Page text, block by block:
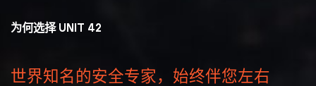
为何选择 UNIT 42
世界知名的安全专家，始终伴您左右